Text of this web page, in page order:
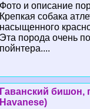
Фото и описание
Крепкая собака
насыщенного
Эта порода очень
пойнтера....
Гаванский бишон,
Havanese)